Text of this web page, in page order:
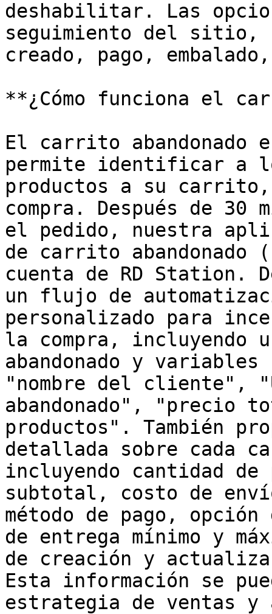
deshabilitar. Las
seguimiento del sitio,
creado, pago,
**¿Cómo funciona el
El carrito abandonado
permite identificar a
productos a su
compra. Después de 30
el pedido, nuestra
de carrito abandonado
cuenta de RD Station.
un flujo de
personalizado para
la compra, incluyendo
abandonado y
"nombre del cliente",
abandonado", "precio
productos". También
detallada sobre cada
incluyendo cantidad
subtotal, costo de
método de pago,
de entrega mínimo y
de creación y
Esta información se
estrategia de ventas y